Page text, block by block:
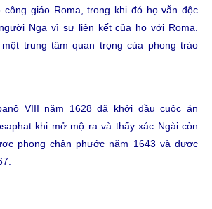
giáo Roma, trong khi đó họ vẫn độc
Nga vì sự liên kết của họ với Roma.
trung tâm quan trọng của phong trào
VIII năm 1628 đã khởi đầu cuộc án
khi mở mộ ra và thấy xác Ngài còn
phong chân phước năm 1643 và được